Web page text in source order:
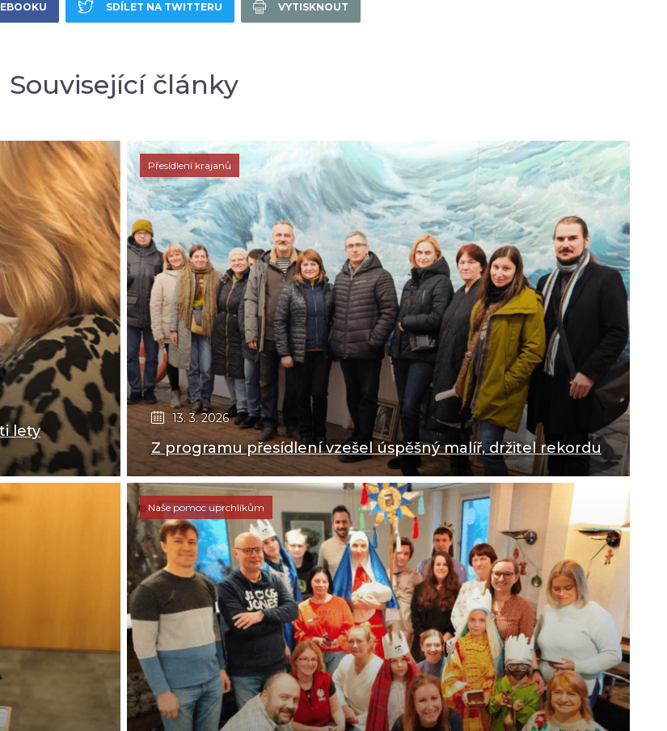
SDÍLET NA TWITTERU VYTISKNOUT
Související články
lety
Přesídlení krajanů
13. 3. 2026
Z programu přesídlení vzešel úspěšný malíř, držitel rekordu
Naše pomoc uprchlíkům